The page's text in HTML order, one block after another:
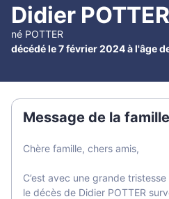
Didier POTTER
né POTTER
décédé le 7 février 2024 à l'âge
Message de la famille
Chère famille, chers amis,
C’est avec une grande
le décès de Didier POTTER